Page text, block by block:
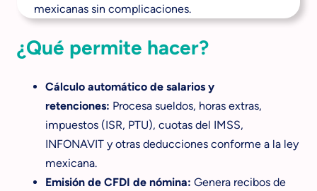
mexicanas sin complicaciones.
¿Qué permite hacer?
Cálculo automático de salarios y
retenciones: Procesa sueldos, horas extras,
impuestos (ISR, PTU), cuotas del IMSS,
INFONAVIT y otras deducciones conforme a la ley
mexicana.
Emisión de CFDI de nómina: Genera recibos de